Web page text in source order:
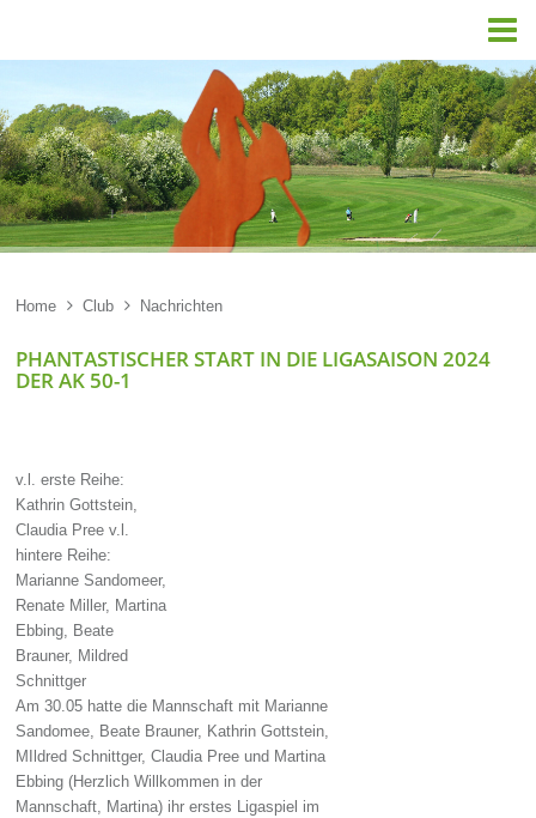

Home  Club  Nachrichten
PHANTASTISCHER START IN DIE LIGASAISON 2024
DER AK 50-1
v.l. erste Reihe:
Kathrin Gottstein,
Claudia Pree v.l.
hintere Reihe:
Marianne Sandomeer,
Renate Miller, Martina
Ebbing, Beate
Brauner, Mildred
Schnittger
Am 30.05 hatte die Mannschaft mit Marianne
Sandomee, Beate Brauner, Kathrin Gottstein,
MIldred Schnittger, Claudia Pree und Martina
Ebbing (Herzlich Willkommen in der
Mannschaft, Martina) ihr erstes Ligaspiel im